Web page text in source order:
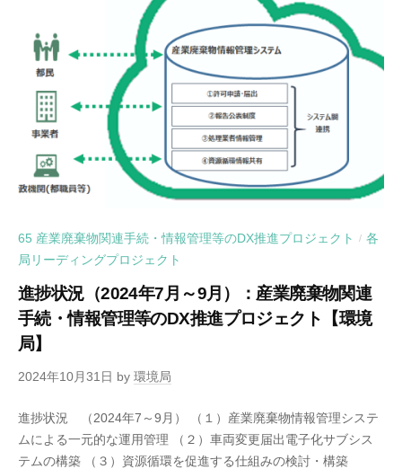
65 産業廃棄物関連手続・情報管理等のDX推進プロジェクト / 各
局リーディングプロジェクト
進捗状況（2024年7月～9月）：産業廃棄物関連
手続・情報管理等のDX推進プロジェクト【環境
局】
2024年10月31日 by 環境局
進捗状況 （2024年7～9月） （１）産業廃棄物情報管理システ
ムによる一元的な運用管理 （２）車両変更届出電子化サブシス
テムの構築 （３）資源循環を促進する仕組みの検討・構築